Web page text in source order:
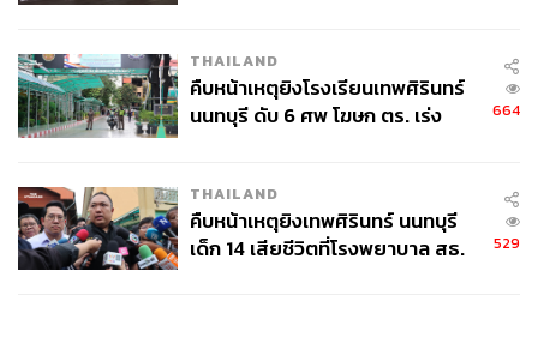
THAILAND
คืบหน้าเหตุยิงโรงเรียนเทพศิรินทร์
นนทบุรี ดับ 6 ศพ โฆษก ตร. เร่ง
664
THAILAND
คืบหน้าเหตุยิงเทพศิรินทร์ นนทบุรี
เด็ก 14 เสียชีวิตที่โรงพยาบาล สธ.
529